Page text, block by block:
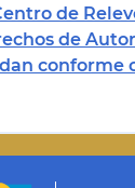
de
de Autor
conforme